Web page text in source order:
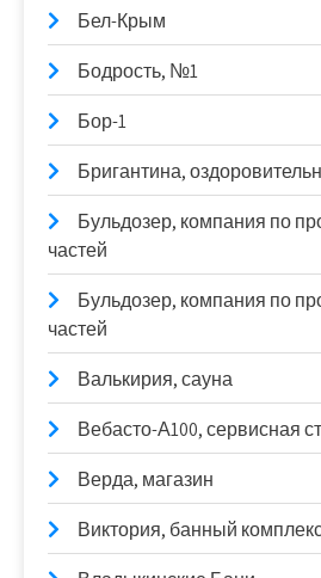
Бел-Крым
Бодрость, №1
Бор-1
Бригантина,
Бульдозер, компания по
частей
Бульдозер, компания по
частей
Валькирия, сауна
Вебасто-А100, сервисная
Верда, магазин
Виктория, банный